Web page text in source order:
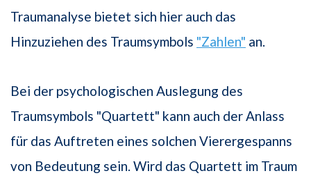
Traumanalyse bietet sich hier auch das
Hinzuziehen des Traumsymbols "Zahlen" an.
Bei der psychologischen Auslegung des
Traumsymbols "Quartett" kann auch der Anlass
für das Auftreten eines solchen Vierergespanns
von Bedeutung sein. Wird das Quartett im Traum